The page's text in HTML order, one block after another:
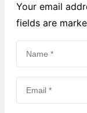
Your email
fields are